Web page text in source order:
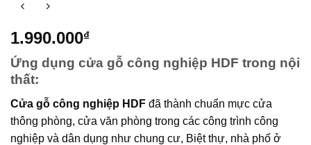
1.990.000₫
Ứng dụng cửa gỗ công nghiệp HDF trong nội
thất:
Cửa gỗ công nghiệp HDF đã thành chuẩn mực cửa
thông phòng, cửa văn phòng trong các công trình công
nghiệp và dân dụng như chung cư, Biệt thự, nhà phố ở